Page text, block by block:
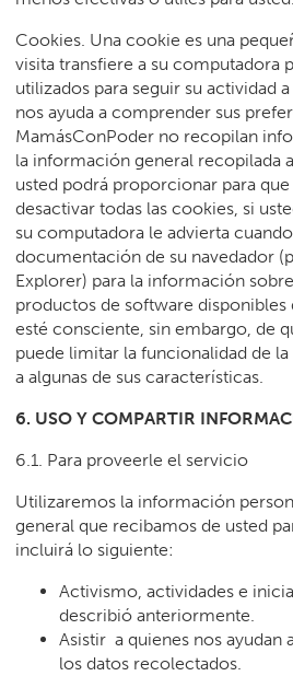
Cookies. Una cookie es una
visita transfiere a su computadora
utilizados para seguir su actividad
nos ayuda a comprender sus
MamásConPoder no recopilan
la información general recopilada
usted podrá proporcionar para
desactivar todas las cookies, si
su computadora le advierta
documentación de su navedador
Explorer) para la información
productos de software
esté consciente, sin embargo, de
puede limitar la funcionalidad de
a algunas de sus características.
6. USO Y COMPARTIR
6.1. Para proveerle el servicio
Utilizaremos la información
general que recibamos de usted
incluirá lo siguiente:
Activismo, actividades e
describió anteriormente.
Asistir a quienes nos ayudan
los datos recolectados.